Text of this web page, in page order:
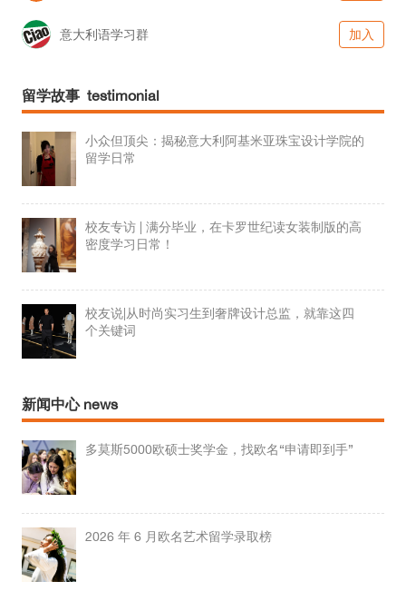
意大利语学习群 加入
留学故事 testimonial
小众但顶尖：揭秘意大利阿基米亚珠宝设计学院的
留学日常
校友专访 | 满分毕业，在卡罗世纪读女装制版的高
密度学习日常！
校友说|从时尚实习生到奢牌设计总监，就靠这四
个关键词
新闻中心 news
多莫斯5000欧硕士奖学金，找欧名“申请即到手”
2026 年 6 月欧名艺术留学录取榜